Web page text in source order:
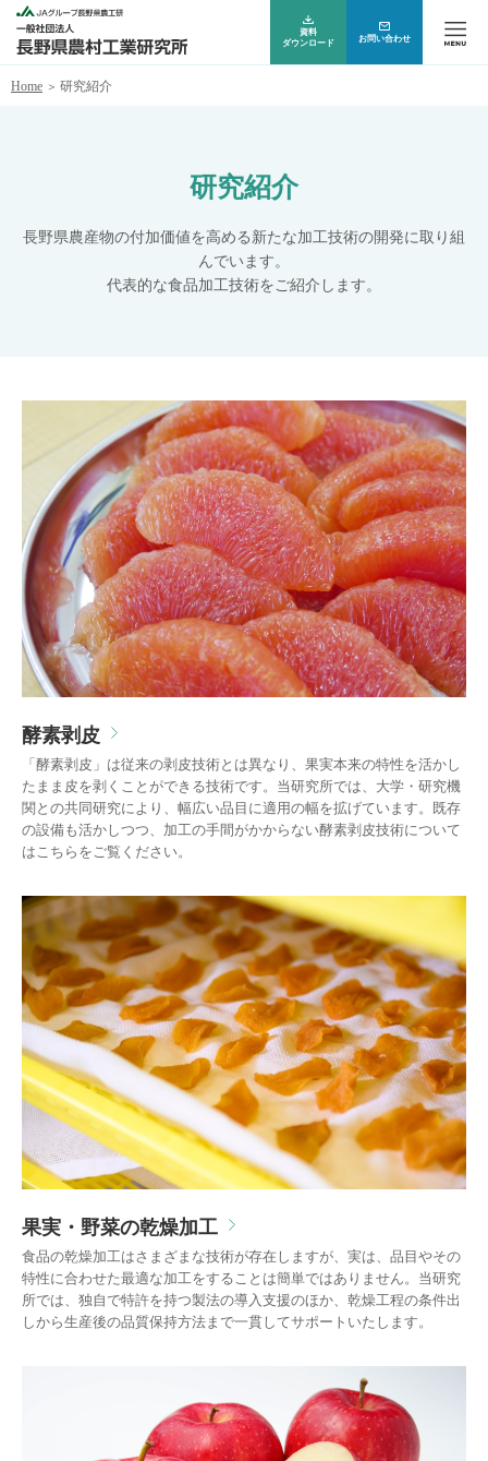
資料
ダウンロード
お問い合わせ
Home 研究紹介
研究紹介
長野県農産物の付加価値を高める新たな加工技術の開発に取り組
んでいます。
代表的な食品加工技術をご紹介します。
酵素剥皮
「酵素剥皮」は従来の剥皮技術とは異なり、果実本来の特性を活かし
たまま皮を剥くことができる技術です。当研究所では、大学・研究機
関との共同研究により、幅広い品目に適用の幅を拡げています。既存
の設備も活かしつつ、加工の手間がかからない酵素剥皮技術について
はこちらをご覧ください。
果実・野菜の乾燥加工
食品の乾燥加工はさまざまな技術が存在しますが、 実は、品目やその
特性に合わせた最適な加工をすることは簡単ではありません。当研究
所では、独自で特許を持つ製法の導入支援のほか、乾燥工程の条件出
しから生産後の品質保持方法まで一貫してサポートいたします。